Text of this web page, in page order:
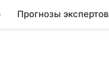
Прогнозы экспертов